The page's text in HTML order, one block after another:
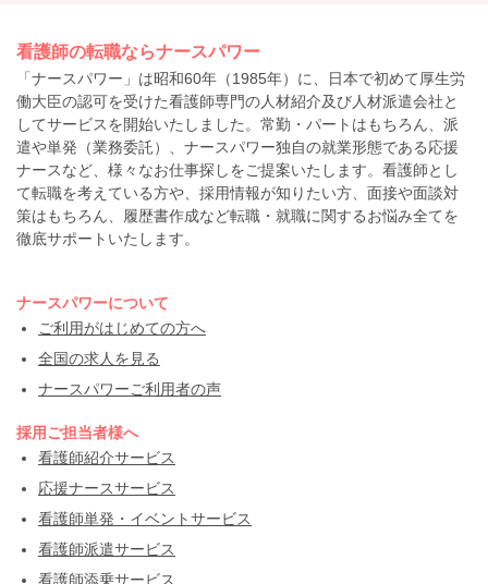
看護師の転職ならナースパワー
「ナースパワー」は昭和60年（1985年）に、日本で初めて厚生労
働大臣の認可を受けた看護師専門の人材紹介及び人材派遣会社と
してサービスを開始いたしました。常勤・パートはもちろん、派
遣や単発（業務委託）、ナースパワー独自の就業形態である応援
ナースなど、様々なお仕事探しをご提案いたします。看護師とし
て転職を考えている方や、採用情報が知りたい方、面接や面談対
策はもちろん、履歴書作成など転職・就職に関するお悩み全てを
徹底サポートいたします。
ナースパワーについて
ご利用がはじめての方へ
全国の求人を見る
ナースパワーご利用者の声
採用ご担当者様へ
看護師紹介サービス
応援ナースサービス
看護師単発・イベントサービス
看護師派遣サービス
看護師添乗サービス